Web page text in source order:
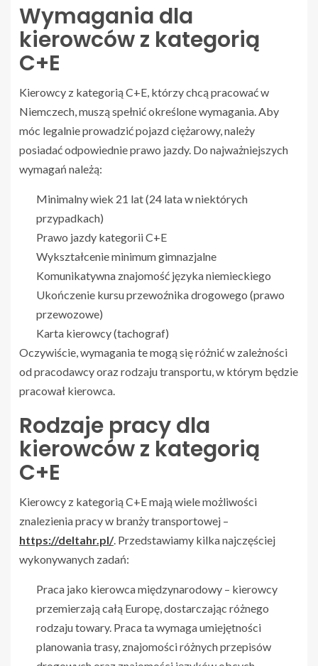
Wymagania dla
kierowców z kategorią
C+E
Kierowcy z kategorią C+E, którzy chcą pracować w
Niemczech, muszą spełnić określone wymagania. Aby
móc legalnie prowadzić pojazd ciężarowy, należy
posiadać odpowiednie prawo jazdy. Do najważniejszych
wymagań należą:
Minimalny wiek 21 lat (24 lata w niektórych
przypadkach)
Prawo jazdy kategorii C+E
Wykształcenie minimum gimnazjalne
Komunikatywna znajomość języka niemieckiego
Ukończenie kursu przewoźnika drogowego (prawo
przewozowe)
Karta kierowcy (tachograf)
Oczywiście, wymagania te mogą się różnić w zależności
od pracodawcy oraz rodzaju transportu, w którym będzie
pracował kierowca.
Rodzaje pracy dla
kierowców z kategorią
C+E
Kierowcy z kategorią C+E mają wiele możliwości
znalezienia pracy w branży transportowej –
https://deltahr.pl/. Przedstawiamy kilka najczęściej
wykonywanych zadań:
Praca jako kierowca międzynarodowy – kierowcy
przemierzają całą Europę, dostarczając różnego
rodzaju towary. Praca ta wymaga umiejętności
planowania trasy, znajomości różnych przepisów